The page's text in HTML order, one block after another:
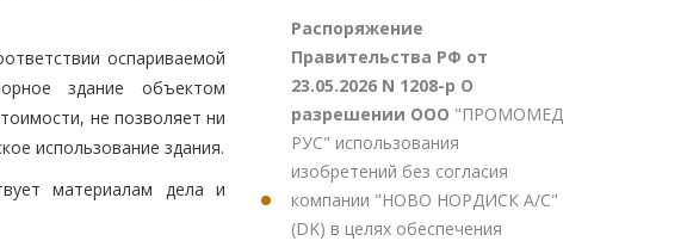
оспариваемой
здание объектом
не позволяет ни
использование здания.
материалам дела и
Распоряжение
Правительства РФ от
23.05.2026 N 1208-р О
разрешении ООО "ПРОМОМЕД
РУС" использования
изобретений без согласия
компании "НОВО НОРДИСК А/С"
(DK) в целях обеспечения